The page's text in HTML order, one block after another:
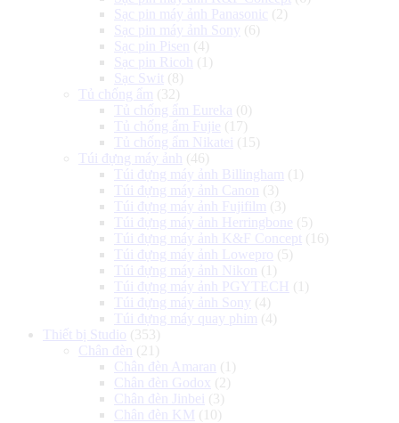
Sạc pin máy ảnh Panasonic (2)
Sạc pin máy ảnh Sony (6)
Sạc pin Pisen
(4)
Sạc pin Ricoh
(1)
Sạc Swit (8)
Tủ chống ẩm (32)
Tủ chống ẩm Eureka (0)
Tủ chống ẩm Fujie (17)
Tủ chống ẩm Nikatei (15)
Túi đựng máy ảnh
(46)
Túi đựng máy ảnh Billingham (1)
Túi đựng máy ảnh Canon
(3)
Túi đựng máy ảnh Fujifilm (3)
Túi đựng máy ảnh Herringbone (5)
Túi đựng máy ảnh K&F Concept (16)
Túi đựng máy ảnh Lowepro (5)
Túi đựng máy ảnh Nikon
(1)
Túi đựng máy ảnh PGYTECH
(1)
Túi đựng máy ảnh Sony (4)
Túi đựng máy quay phim (4)
Thiết bị Studio (353)
Chân đèn
(21)
Chân đèn Amaran
(1)
Chân đèn Godox (2)
Chân đèn Jinbei (3)
Chân đèn KM (10)